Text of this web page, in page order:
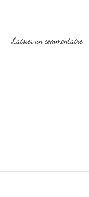
Laisser un commentaire